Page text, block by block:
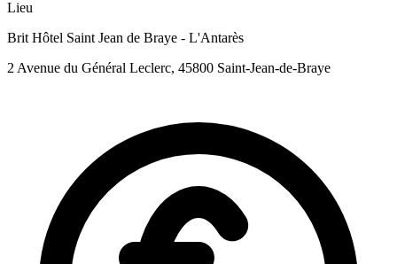
Lieu
Brit Hôtel Saint Jean de Braye - L'Antarès
2 Avenue du Général Leclerc, 45800 Saint-Jean-de-Braye